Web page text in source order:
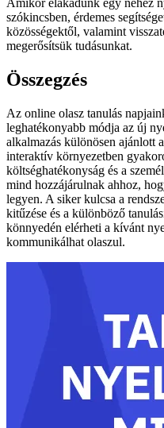
Amikor elakadunk egy nehéz
szókincsben, érdemes
közösségektől, valamint
megerősítsük tudásunkat.
Összegzés
Az online olasz tanulás
leghatékonyabb módja az új
alkalmazás különösen ajánlott
interaktív környezetben
költséghatékonyság és a
mind hozzájárulnak ahhoz,
legyen. A siker kulcsa a
kitűzése és a különböző
könnyedén elérheti a kívánt
kommunikálhat olaszul.